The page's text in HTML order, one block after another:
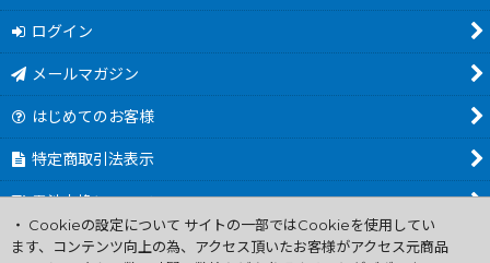
ログイン
メールマガジン
はじめてのお客様
特定商取引法表示
電池交換について
商品カテゴリ一覧
・ Cookieの設定について サイトの一部ではCookieを使用してい
ます、コンテンツ向上の為、アクセス頂いたお客様がアクセス元商品